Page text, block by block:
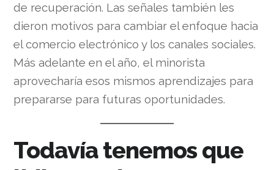
de recuperación. Las señales también les
dieron motivos para cambiar el enfoque hacia
el comercio electrónico y los canales sociales.
Más adelante en el año, el minorista
aprovecharía esos mismos aprendizajes para
prepararse para futuras oportunidades.
Todavía tenemos que